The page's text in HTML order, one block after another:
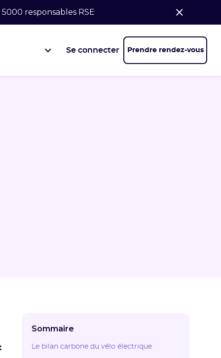
responsables RSE
Se connecter Prendre rendez-vous
Sommaire
Le bilan carbone du vélo électrique